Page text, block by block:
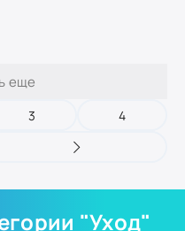
еще
3 4
"Уход"